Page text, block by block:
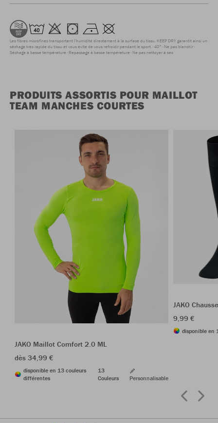
Les fibres microfines transportent l'humidité directement à la surface du tissu. KEEP DRY garantit ainsi un
séchage très rapide du tissu et vous évite de vous refroidir pendant le sport. 40° Ne pas blanchir
Séchage à basse température Repassage à basse température Ne pas nettoyer à sec
PRODUITS ASSORTIS POUR MAILLOT
TEAM MANCHES COURTES
JAKO Maillot Comfort 2.0 ML
dès 34,99 €
disponible en 13 couleurs
différentes
13
Couleurs
Personnalisable
JAKO
9,99 €
disponible en